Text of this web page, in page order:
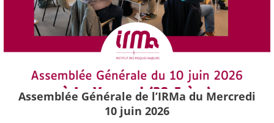
Assemblée Générale de l’IRMa du Mercredi
10 juin 2026